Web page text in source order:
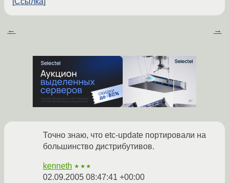
← →
Точно знаю, что etc-update портировали на
большинство дистрибутивов.
kenneth ★★★
02.09.2005 08:47:41 +00:00